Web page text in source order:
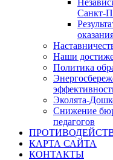
Санкт-
Наши
Политика
Эколята-
Снижение
педагогов
КАРТА САЙТА
КОНТАКТЫ